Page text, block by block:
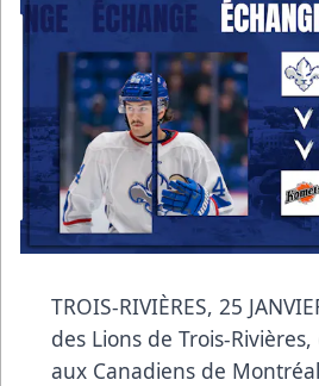
TROIS-RIVIÈRES, 25
des Lions de Trois-
aux Canadiens de